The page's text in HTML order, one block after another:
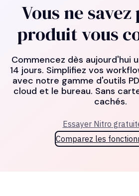
Vous ne savez
produit vous
Commencez dès aujourd'hui
14 jours. Simplifiez vos
avec notre gamme d'outils
cloud et le bureau. Sans
cachés.
Essayer Nitro
Comparez les